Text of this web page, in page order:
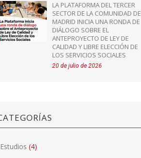
LA PLATAFORMA DEL TERCER
SECTOR DE LA COMUNIDAD DE
MADRID INICIA UNA RONDA DE
DIÁLOGO SOBRE EL
ANTEPROYECTO DE LEY DE
CALIDAD Y LIBRE ELECCIÓN DE
LOS SERVICIOS SOCIALES
20 de julio de 2026
Estudios (4)